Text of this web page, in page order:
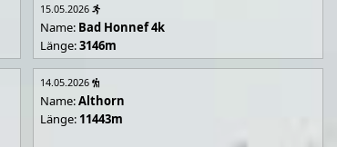
15.05.2026
Name: Bad Honnef 4k
Länge:3146m
14.05.2026
Name:Althorn
Länge: 11443m